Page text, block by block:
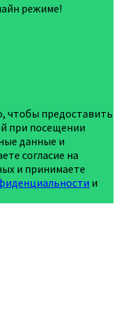
режиме!
чтобы предоставить
при посещении
данные и
согласие на
и принимаете
и